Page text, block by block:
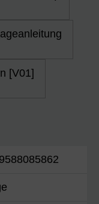
[V01]